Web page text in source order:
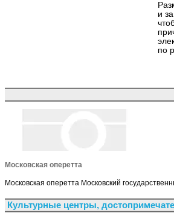
и
по
Московская оперетта
Московская оперетта Московский
Культурные центры,